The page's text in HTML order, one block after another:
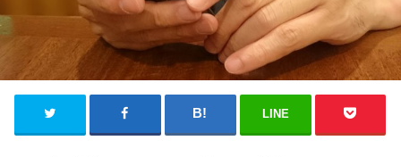
LINE